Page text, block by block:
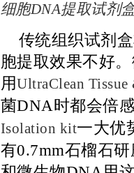
细胞DNA提取试剂
传统组织试剂
胞提取效果不好
用UltraClean
菌DNA时都会倍
Isolation kit一大优
有0.7mm石榴石